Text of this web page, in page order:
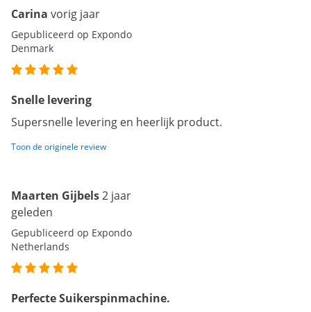
Carina vorig jaar
Gepubliceerd op Expondo
Denmark
Snelle levering
Supersnelle levering en heerlijk product.
Toon de originele review
Maarten Gijbels2 jaar
geleden
Gepubliceerd op Expondo
Netherlands
Perfecte Suikerspinmachine.